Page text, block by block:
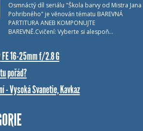
Osmnáctý díl seriálu "Škola barvy od Mistra Jana
Pohribného" je věnován tématu BAREVNÁ
PARTITURA ANEB KOMPONUJTE
BAREVNĚ.Cvičení: Vyberte si alespoň…
16-25mm f/2.8 G
pořád?
Vysoká Svanetie, Kavkaz